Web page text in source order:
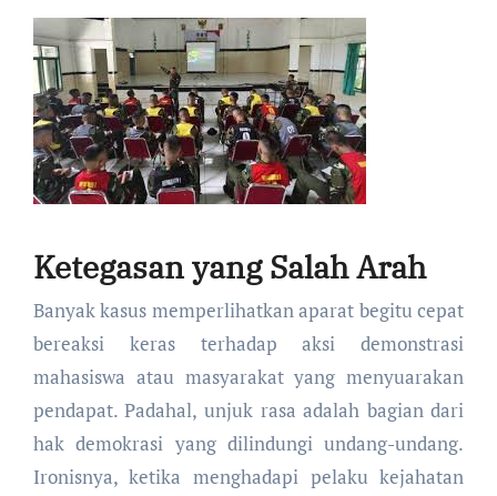
Ketegasan yang Salah Arah
Banyak kasus memperlihatkan aparat begitu cepat
bereaksi keras terhadap aksi demonstrasi
mahasiswa atau masyarakat yang menyuarakan
pendapat. Padahal, unjuk rasa adalah bagian dari
hak demokrasi yang dilindungi undang-undang.
Ironisnya, ketika menghadapi pelaku kejahatan